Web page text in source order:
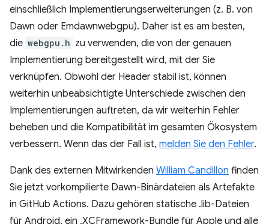
einschließlich Implementierungserweiterungen (z. B. von
Dawn oder Emdawnwebgpu). Daher ist es am besten,
die webgpu.h zu verwenden, die von der genauen
Implementierung bereitgestellt wird, mit der Sie
verknüpfen. Obwohl der Header stabil ist, können
weiterhin unbeabsichtigte Unterschiede zwischen den
Implementierungen auftreten, da wir weiterhin Fehler
beheben und die Kompatibilität im gesamten Ökosystem
verbessern. Wenn das der Fall ist, melden Sie den Fehler.
Dank des externen Mitwirkenden William Candillon finden
Sie jetzt vorkompilierte Dawn-Binärdateien als Artefakte
in GitHub Actions. Dazu gehören statische .lib-Dateien
für Android, ein .XCFramework-Bundle für Apple und alle